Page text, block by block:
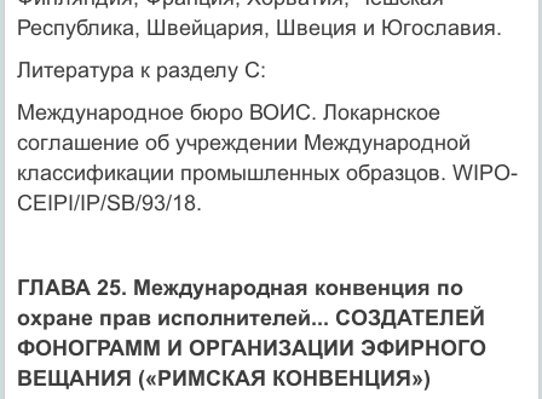
Республика, Швейцария, Швеция и Югославия.
Литература к разделу С:
Международное бюро ВОИС. Локарнское
соглашение об учреждении Международной
классификации промышленных образцов. WIPO-
CEIPI/IP/SB/93/18.
ГЛАВА 25. Международная конвенция по
охране прав исполнителей... СОЗДАТЕЛЕЙ
ФОНОГРАММ И ОРГАНИЗАЦИИ ЭФИРНОГО
ВЕЩАНИЯ («РИМСКАЯ КОНВЕНЦИЯ»)